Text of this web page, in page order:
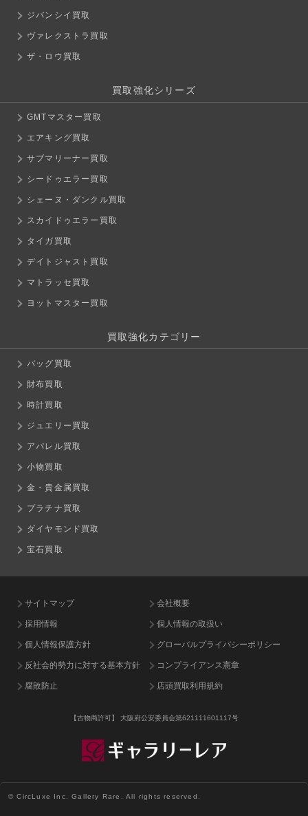
ジバンシイ買取
ヴァレクストラ買取
ザ・ロウ買取
買取強化シリーズ
GMTマスター買取
エアキング買取
サブマリーナー買取
シードゥエラー買取
シェーヌ・ダンクル買取
スカイドゥエラー買取
タイガ買取
デイトジャスト買取
マトラッセ買取
ヨットマスター買取
買取強化カテゴリー
バッグ買取
財布買取
時計買取
ジュエリー買取
アパレル買取
小物買取
金・貴金属買取
プラチナ買取
ダイヤモンド買取
宝石買取
サイトマップ 会社概要
採用情報 個人情報の取扱い
個人情報保護方針 グローバルプライバシーポリシー
反社会的勢力に対する基本方針 コンプライアンス憲章
腐敗防止 店頭買取利用規約
【古物商許可】 大阪府公安委員会第621111601117号
© CircLuxe Inc. Gallery Rare. All rights reserved.